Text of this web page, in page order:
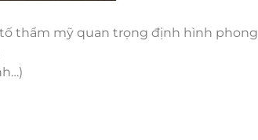
thẩm mỹ quan trọng định hình